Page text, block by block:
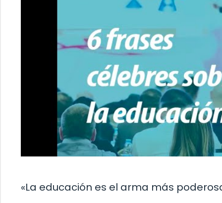
«La educación es el arma más